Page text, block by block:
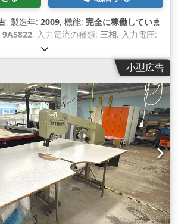
, 製造年: 2009, 機能: 完全に稼働していま
9A5822, 入力電流の種類: 三相, 入力電圧:
1,800 mm
）:50 mm, 圧縮空気接続:6 バー,
小型広告